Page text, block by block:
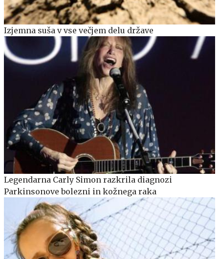
Izjemna suša v vse večjem delu države
Legendarna Carly Simon razkrila diagnozi
Parkinsonove bolezni in kožnega raka